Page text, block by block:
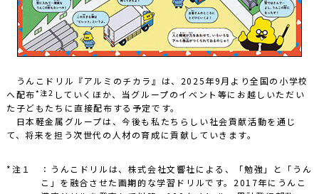
うんこドリル『アルミのチカラ』は、2025年9月より全国の小学校
へ配布*注2 していくほか、当グループのイベント等にお越しいただい
た子どもたちに直接配布する予定です。
日本軽金属グループは、今後も私たちらしい社会貢献活動を通じ
て、将来を担う次世代の人材の育成に貢献していきます。
*注１ ：うんこドリルは、株式会社文響社による、「勉強」と「うん
こ」を融合させた画期的な学習ドリルです。2017年にうんこ